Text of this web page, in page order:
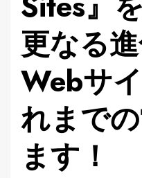
更なる
Webサ
れまで
ます！